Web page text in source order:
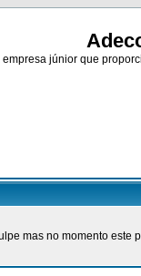
empresa júnior que
mas no momento este